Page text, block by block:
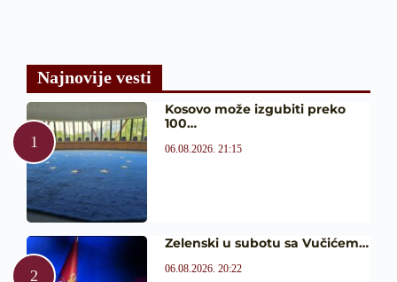
Najnovije vesti
Kosovo može izgubiti preko
100…
06.08.2026. 21:15
Zelenski u subotu sa Vučićem…
06.08.2026. 20:22